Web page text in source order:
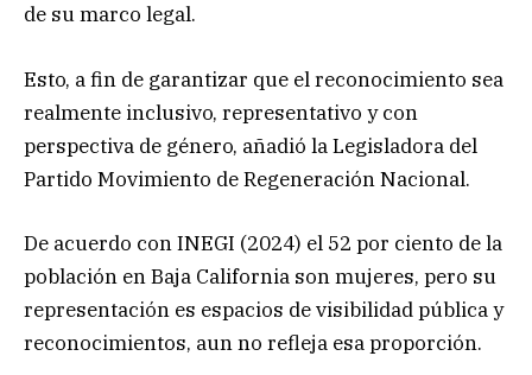
de su marco legal.
Esto, a fin de garantizar que el reconocimiento sea
realmente inclusivo, representativo y con
perspectiva de género, añadió la Legisladora del
Partido Movimiento de Regeneración Nacional.
De acuerdo con INEGI (2024) el 52 por ciento de la
población en Baja California son mujeres, pero su
representación es espacios de visibilidad pública y
reconocimientos, aun no refleja esa proporción.